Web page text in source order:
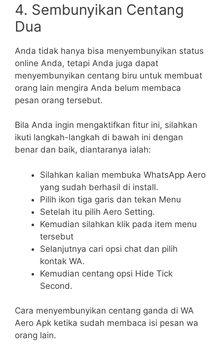
4. Sembunyikan Centang
Dua
Anda tidak hanya bisa menyembunyikan status
online Anda, tetapi Anda juga dapat
menyembunyikan centang biru untuk membuat
orang lain mengira Anda belum membaca
pesan orang tersebut.
Bila Anda ingin mengaktifkan fitur ini, silahkan
ikuti langkah-langkah di bawah ini dengan
benar dan baik, diantaranya ialah:
Silahkan kalian membuka WhatsApp Aero
yang sudah berhasil di install.
Pilih ikon tiga garis dan tekan Menu
Setelah itu pilih Aero Setting.
Kemudian silahkan klik pada item menu
tersebut
Selanjutnya cari opsi chat dan pilih
kontak WA.
Kemudian centang opsi Hide Tick
Second.
Cara menyembunyikan centang ganda di WA
Aero Apk ketika sudah membaca isi pesan wa
orang lain.